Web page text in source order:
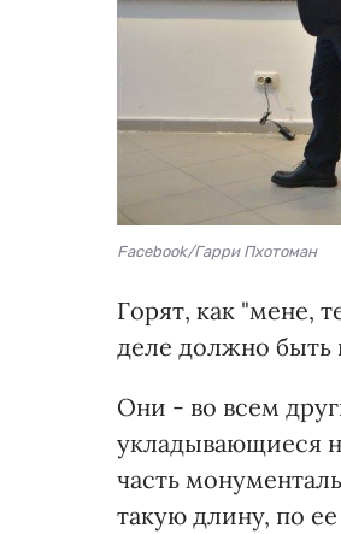
Facebook/Гарри Пхотоман
Горят, как "мене,
деле должно быть
Они - во всем
укладывающиеся
часть
такую длину, по